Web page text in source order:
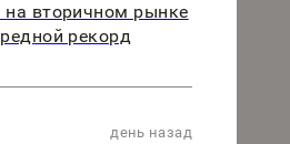
на вторичном рынке
рекорд
день назад